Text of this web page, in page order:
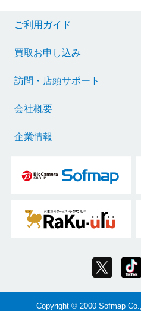
ご利用ガイド
買取お申し込み
訪問・店頭サポート
会社概要
企業情報
Copyright © 2000 Sofmap